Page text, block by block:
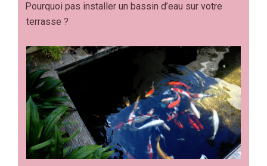
Pourquoi pas installer un bassin d’eau sur votre
terrasse ?